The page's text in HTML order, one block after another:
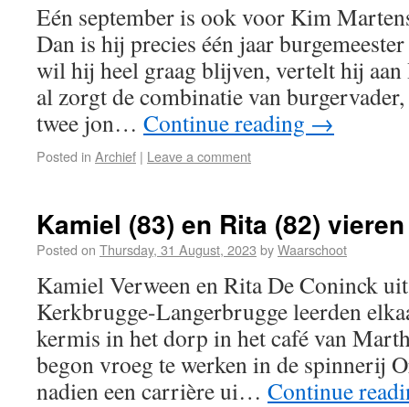
Eén september is ook voor Kim
Dan is hij precies één jaar
wil hij heel graag blijven, vertelt hij
al zorgt de combinatie van
twee jon… Continue reading →
Posted in Archief | Leave a comment
Kamiel (83) en Rita (82)
Posted on Thursday, 31 August, 2023 byWaarschoot
Kamiel Verween en Rita De Coninck
Kerkbrugge-Langerbrugge leerden
kermis in het dorp in het café van
begon vroeg te werken in de spinnerij
nadien een carrière ui… Continue